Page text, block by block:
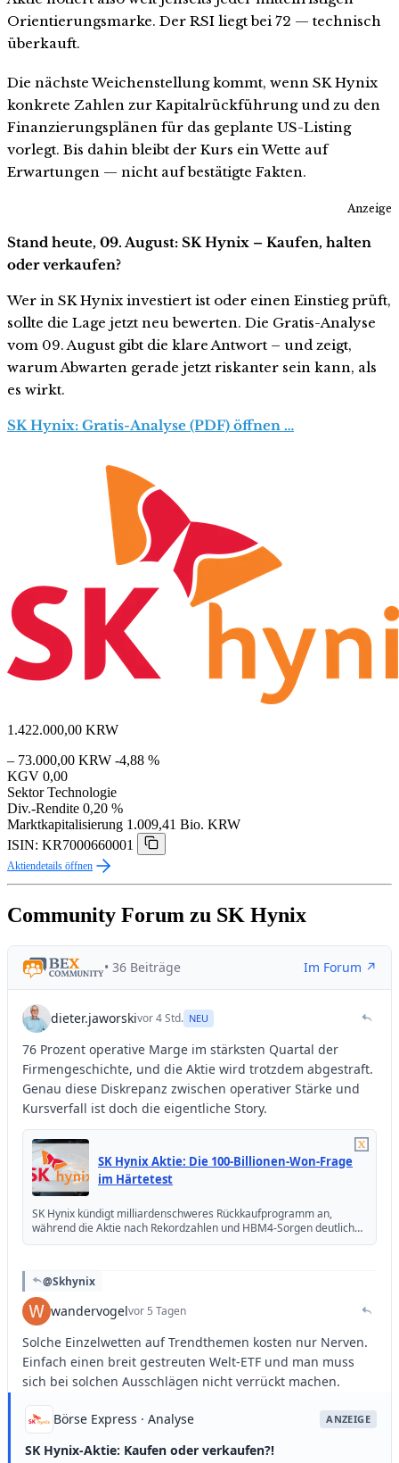
Orientierungsmarke. Der RSI liegt bei 72 — technisch
überkauft.
Die nächste Weichenstellung kommt, wenn SK Hynix
konkrete Zahlen zur Kapitalrückführung und zu den
Finanzierungsplänen für das geplante US-Listing
vorlegt. Bis dahin bleibt der Kurs ein Wette auf
Erwartungen — nicht auf bestätigte Fakten.
Anzeige
Stand heute, 09. August: SK Hynix – Kaufen, halten
oder verkaufen?
Wer in SK Hynix investiert ist oder einen Einstieg prüft,
sollte die Lage jetzt neu bewerten. Die Gratis-Analyse
vom 09. August gibt die klare Antwort – und zeigt,
warum Abwarten gerade jetzt riskanter sein kann, als
es wirkt.
SK Hynix: Gratis-Analyse (PDF) öffnen …
1.422.000,00 KRW
– 73.000,00 KRW -4,88 %
KGV 0,00
Sektor Technologie
Div.-Rendite 0,20 %
Marktkapitalisierung 1.009,41 Bio. KRW
ISIN: KR7000660001
Aktiendetails öffnen
Community Forum zu SK Hynix